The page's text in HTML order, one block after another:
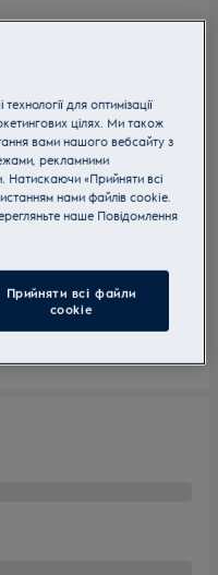
для оптимізації
цілях. Ми також
вами нашого вебсайту з
рекламними
Натискаючи «Прийняти всі
нами файлів cookie.
наше Пoвідомлення
Прийняти всі файли
сookie